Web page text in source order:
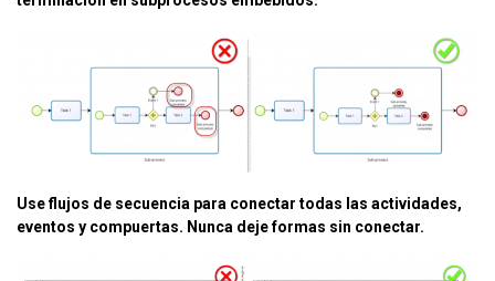
Use flujos de secuencia para conectar todas las actividades,
eventos y compuertas. Nunca deje formas sin conectar.